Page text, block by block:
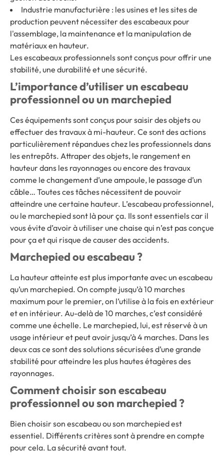
Industrie manufacturière : les usines et les sites de
production peuvent nécessiter des escabeaux pour
l'assemblage, la maintenance et la manipulation de
matériaux en hauteur.
Les escabeaux professionnels sont conçus pour offrir une
stabilité, une durabilité et une sécurité.
L’importance d’utiliser un escabeau
professionnel ou un marchepied
Ces équipements sont conçus pour saisir des objets ou
effectuer des travaux à mi-hauteur. Ce sont des actions
particulièrement répandues chez les professionnels dans
les entrepôts. Attraper des objets, le rangement en
hauteur dans les rayonnages ou encore des travaux
comme le changement d’une ampoule, le passage d’un
câble… Toutes ces tâches nécessitent de pouvoir
atteindre une certaine hauteur. L’escabeau professionnel,
ou le marchepied sont là pour ça. Ils sont essentiels car il
vous évite d’avoir à utiliser une chaise qui n’est pas conçue
pour ça et qui risque de causer des accidents.
Marchepied ou escabeau ?
La hauteur atteinte est plus importante avec un escabeau
qu’un marchepied. On compte jusqu’à 10 marches
maximum pour le premier, on l’utilise à la fois en extérieur
et en intérieur. Au-delà de 10 marches, c’est considéré
comme une échelle. Le marchepied, lui, est réservé à un
usage intérieur et peut avoir jusqu’à 4 marches. Dans les
deux cas ce sont des solutions sécurisées d’une grande
stabilité pour atteindre les plus hautes étagères des
rayonnages.
Comment choisir son escabeau
professionnel ou son marchepied ?
Bien choisir son escabeau ou son marchepied est
essentiel. Différents critères sont à prendre en compte
pour cela. La sécurité avant tout.